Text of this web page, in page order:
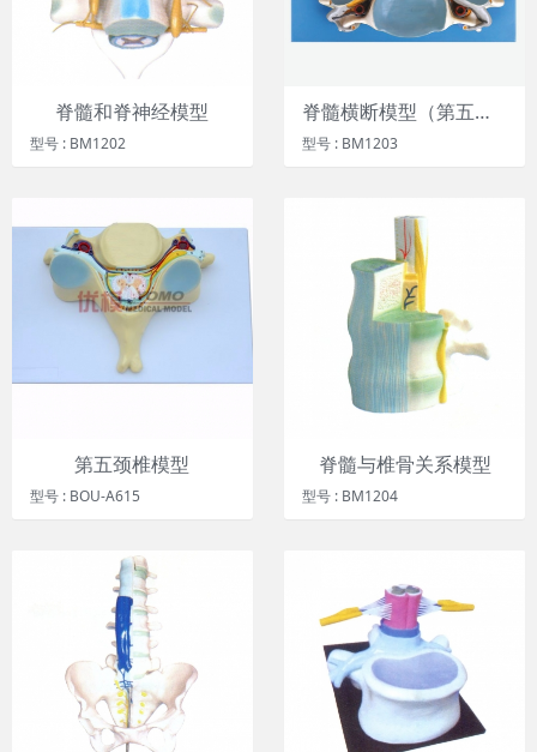
脊髓和脊神经模型
型号 : BM1202
脊髓横断模型（第五颈椎附脊髓和脊神经放大模型）
型号 : BM1203
第五颈椎模型
型号 : BOU-A615
脊髓与椎骨关系模型
型号 : BM1204